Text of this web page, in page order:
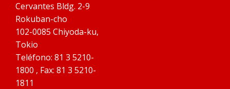
Cervantes Bldg. 2-9
Rokuban-cho
102-0085 Chiyoda-ku,
Tokio
Teléfono: 81 3 5210-
1800 , Fax: 81 3 5210-
1811